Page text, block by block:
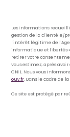
Les informations
gestion de la clientèle/
l'intérêt légitime de
informatique et libertés
retirer votre
vous estimez, après
CNIL. Nous vous
ouv.fr. Dans le cadre de
Ce site est protégé par